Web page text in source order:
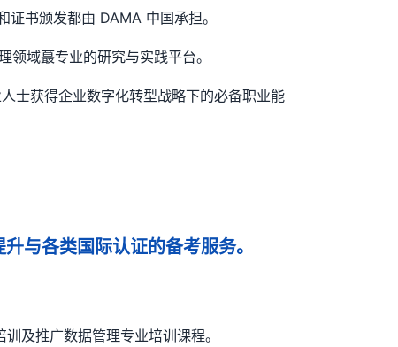
书颁发都由 DAMA 中国承担。
域蕞专业的研究与实践平台。
士获得企业数字化转型战略下的必备职业能
与各类国际认证的备考服务。
及推广数据管理专业培训课程。